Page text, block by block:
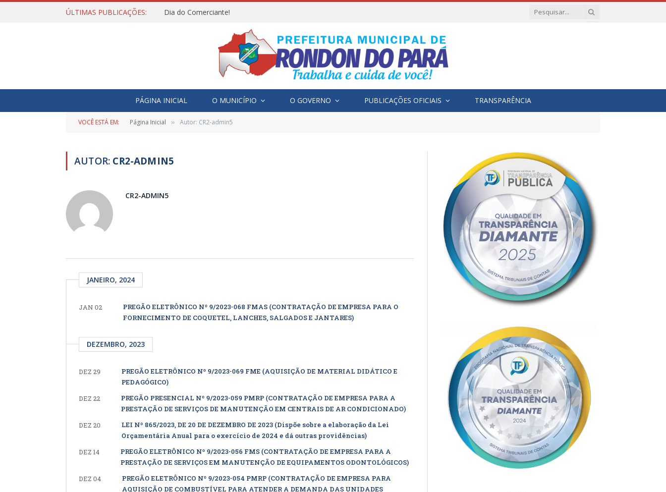
ÚLTIMAS PUBLICAÇÕES: Dia do Comerciante!
PÁGINA INICIAL O MUNICÍPIO O GOVERNO PUBLICAÇÕES OFICIAIS TRANSPARÊNCIA
VOCÊ ESTÁ EM: Página Inicial » Autor: CR2-admin5
AUTOR: CR2-ADMIN5
CR2-ADMIN5
JANEIRO, 2024
JAN 02
PREGÃO ELETRÔNICO Nº 9/2023-068 FMAS (CONTRATAÇÃO DE EMPRESA PARA O
FORNECIMENTO DE COQUETEL, LANCHES, SALGADOS E JANTARES)
DEZEMBRO, 2023
DEZ 29
PREGÃO ELETRÔNICO Nº 9/2023-069 FME (AQUISIÇÃO DE MATERIAL DIDÁTICO E
PEDAGÓGICO)
DEZ 22
PREGÃO PRESENCIAL Nº 9/2023-059 PMRP (CONTRATAÇÃO DE EMPRESA PARA A
PRESTAÇÃO DE SERVIÇOS DE MANUTENÇÃO EM CENTRAIS DE AR CONDICIONADO)
DEZ 20
LEI Nº 865/2023, DE 20 DE DEZEMBRO DE 2023 (Dispõe sobre a elaboração da Lei
Orçamentária Anual para o exercício de 2024 e dá outras providências)
DEZ 14
PREGÃO ELETRÔNICO Nº 9/2023-056 FMS (CONTRATAÇÃO DE EMPRESA PARA A
PRESTAÇÃO DE SERVIÇOS EM MANUTENÇÃO DE EQUIPAMENTOS ODONTOLÓGICOS)
DEZ 04
PREGÃO ELETRÔNICO Nº 9/2023-054 PMRP (CONTRATAÇÃO DE EMPRESA PARA
AQUISIÇÃO DE COMBUSTÍVEL PARA ATENDER A DEMANDA DAS UNIDADES